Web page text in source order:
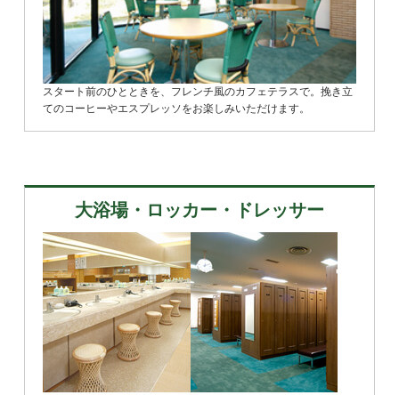
スタート前のひとときを、フレンチ風のカフェテラスで。挽き立
てのコーヒーやエスプレッソをお楽しみいただけます。
大浴場・ロッカー・ドレッサー